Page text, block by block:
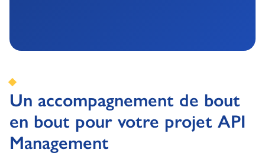
Un accompagnement de bout
en bout pour votre projet API
Management